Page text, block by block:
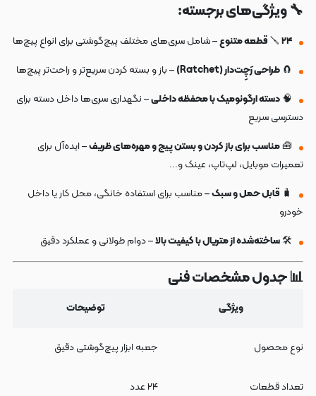
🔧 ویژگی‌های برجسته:
🪛۲۴ قطعه متنوع
– شامل سری‌های مختلف پیچ‌گوشتی برای انواع پیچ‌ها
🧲 طراحی رَچِت‌دار (Ratchet)
– باز و بسته کردن سریع‌تر و راحت‌تر پیچ‌ها
🧠دسته ارگونومیک با محفظه داخلی– نگهداری سری‌ها داخل دسته برای
دسترسی سریع
🧰مناسب برای باز کردن و بستن پیچ و مهره‌های ظریف– ایده‌آل برای
تعمیرات موبایل، لپ‌تاپ، عینک و...
🧳 قابل حمل و سبک– مناسب برای استفاده خانگی، محل کار یا داخل
خودرو
🛠️ساخته‌شده از متریال با کیفیت بالا– دوام طولانی و عملکرد دقیق
📊 جدول مشخصات فنی
ویژگی توضیحات
نوع محصول جعبه ابزار پیچ‌گوشتی دقیق
تعداد قطعات ۲۴ عدد